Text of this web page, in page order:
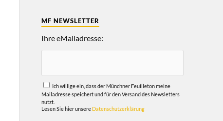
MF NEWSLETTER
Ihre eMailadresse:
Ich willige ein, dass der Münchner Feuilleton meine
Mailadresse speichert und für den Versand des Newsletters
nutzt.
Lesen Sie hier unsere Datenschutzerklärung